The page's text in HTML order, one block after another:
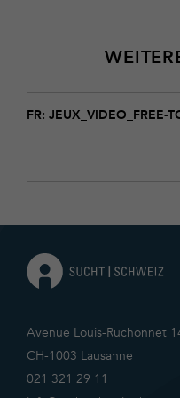
FR: JEUX_VIDEO_FREE-
Jeux_video_Free-
Avenue Louis-Ruchonnet
CH-1003 Lausanne
021 321 29 11